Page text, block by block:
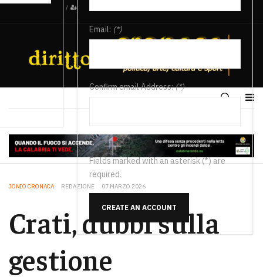
/
Email: (*)
Confirm email Address:(*)
Fields marked with an asterisk (*) are
required.
CREATE AN ACCOUNT
JONIO CRONACA REDAZIONE 07 MARZO 2026
Crati, dubbi sulla
gestione